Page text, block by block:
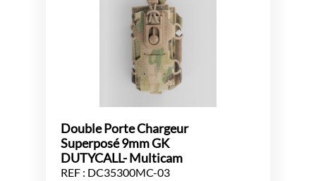
Double Porte Chargeur
Superposé 9mm GK
DUTYCALL- Multicam
REF : DC35300MC-03